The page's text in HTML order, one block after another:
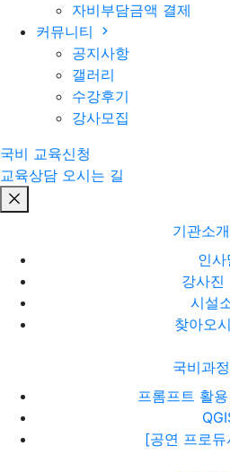
자비부담금액 결제
커뮤니티
공지사항
갤러리
수강후기
강사모집
국비 교육신청
교육상담 오시는 길
기관소개
인사
강사진
시설
찾아오
국비과정
프롬프트 활
[공연 프로